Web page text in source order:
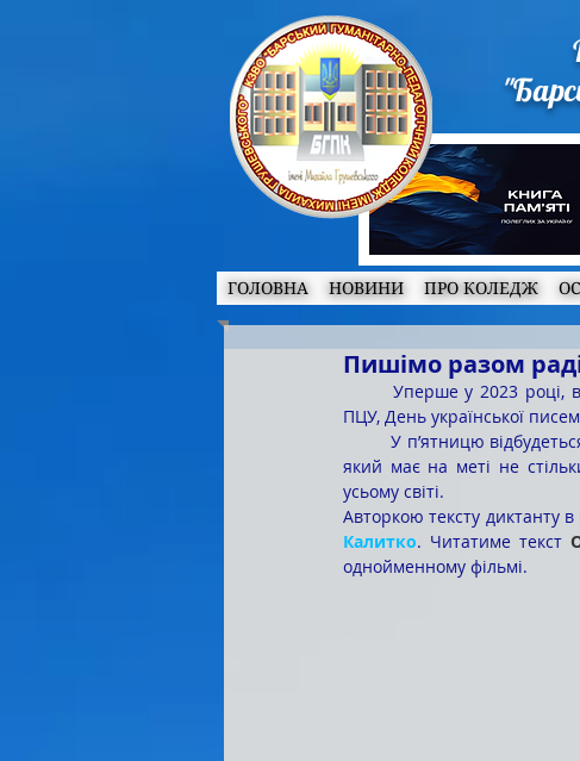
ГОЛОВНА НОВИНИ ПРО КОЛЕДЖ
Пишімо разом
ПЦУ, День української
	У п’ятницю відбудеться традиційний флешмоб – Всеукраїнський радіодиктант національної єдності,
який має на меті не
усьому світі.
Авторкою тексту диктанту
Калитко. Читатиме текст
однойменному фільмі.